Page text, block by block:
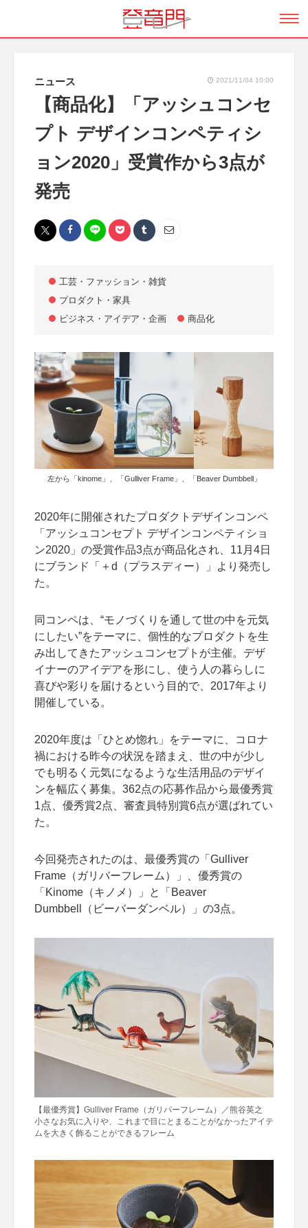
ニュース 2021/11/04 10:00
【商品化】「アッシュコンセ
プト デザインコンペティシ
ョン2020」受賞作から3点が
発売
工芸・ファッション・雑貨
プロダクト・家具
ビジネス・アイデア・企画
商品化
左から「kinome」、「Gulliver Frame」、「Beaver Dumbbell」
2020年に開催されたプロダクトデザインコンペ
「アッシュコンセプト デザインコンペティショ
ン2020」の受賞作品3点が商品化され、11月4日
にブランド「＋d（プラスディー）」より発売し
た。
同コンペは、“モノづくりを通して世の中を元気
にしたい”をテーマに、個性的なプロダクトを生
み出してきたアッシュコンセプトが主催。デザ
イナーのアイデアを形にし、使う人の暮らしに
喜びや彩りを届けるという目的で、2017年より
開催している。
2020年度は「ひとめ惚れ」をテーマに、コロナ
禍における昨今の状況を踏まえ、世の中が少し
でも明るく元気になるような生活用品のデザイ
ンを幅広く募集。362点の応募作品から最優秀賞
1点、優秀賞2点、審査員特別賞6点が選ばれてい
た。
今回発売されたのは、最優秀賞の「Gulliver
Frame（ガリバーフレーム）」、優秀賞の
「Kinome（キノメ）」と「Beaver
Dumbbell（ビーバーダンベル）」の3点。
【最優秀賞】Gulliver Frame（ガリバーフレーム）／熊谷英之
小さなお気に入りや、これまで目にとまることがなかったアイテ
ムを大きく飾ることができるフレーム